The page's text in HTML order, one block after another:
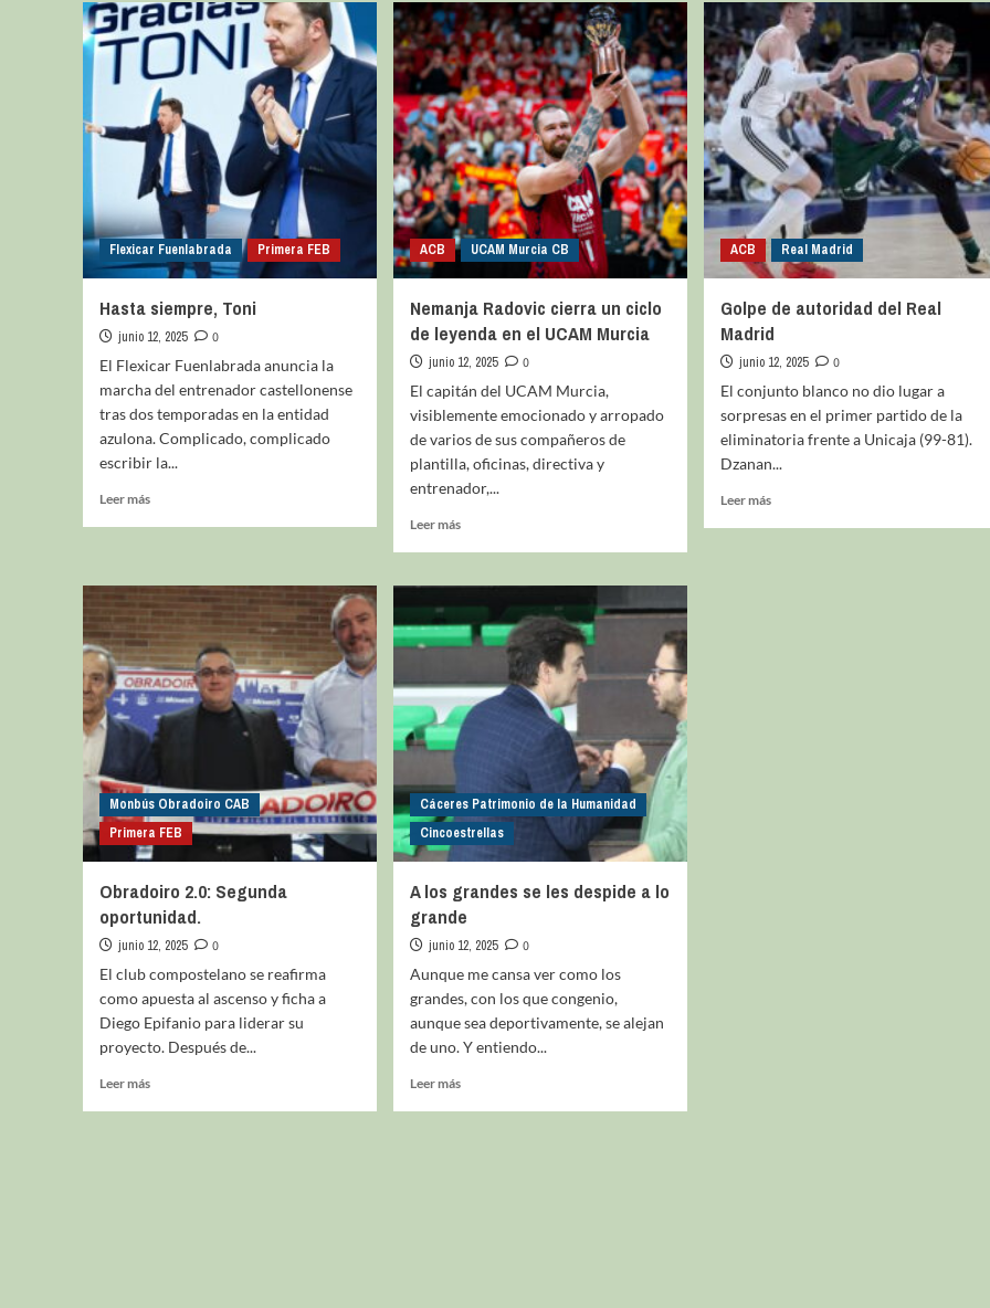
Flexicar Fuenlabrada Primera FEB
Hasta siempre, Toni
junio 12, 2025
0
El Flexicar Fuenlabrada anuncia la
marcha del entrenador castellonense
tras dos temporadas en la entidad
azulona. Complicado, complicado
escribir la...
Leer más
ACB UCAM Murcia CB
Nemanja Radovic cierra un ciclo
de leyenda en el UCAM Murcia
junio 12, 2025
0
El capitán del UCAM Murcia,
visiblemente emocionado y arropado
de varios de sus compañeros de
plantilla, oficinas, directiva y
entrenador,...
Leer más
ACB Real Madrid
Golpe de autoridad del Real
Madrid
junio 12, 2025
0
El conjunto blanco no dio lugar a
sorpresas en el primer partido de la
eliminatoria frente a Unicaja (99-81).
Dzanan...
Leer más
Monbús Obradoiro CAB
Primera FEB
Obradoiro 2.0: Segunda
oportunidad.
junio 12, 2025
0
El club compostelano se reafirma
como apuesta al ascenso y ficha a
Diego Epifanio para liderar su
proyecto. Después de...
Leer más
Cáceres Patrimonio de la Humanidad
Cincoestrellas
A los grandes se les despide a lo
grande
junio 12, 2025
0
Aunque me cansa ver como los
grandes, con los que congenio,
aunque sea deportivamente, se alejan
de uno. Y entiendo...
Leer más
La entrevista bTactic
La entrevista bTactic
mayo 7, 2026
0
Nos hacemos mayores. Vamos creciendo. Tanto así
que el próximo 20 de mayo celebramos nuestro
cuarto cumpleaños. Y todo crecimiento conlleva
sus cambios. Cambio que...
Leer más